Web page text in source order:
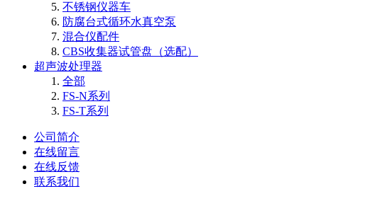
不锈钢仪器车
防腐台式循环水真空泵
混合仪配件
CBS收集器试管盘（选配）
超声波处理器
全部
FS-N系列
FS-T系列
公司简介
在线留言
在线反馈
联系我们